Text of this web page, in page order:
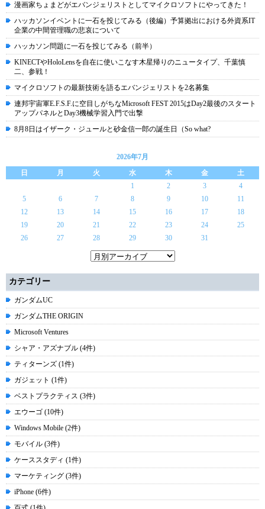
漫画家ちょまどがエバンジェリストとしてマイクロソフトにやってきた！
ハッカソンイベントに一石を投じてみる（後編）予算拠出における外資系IT
企業の中間管理職の悲哀について
ハッカソン問題に一石を投じてみる（前半）
KINECTやHoloLensを自在に使いこなす木星帰りのニュータイプ、千葉慎
二、参戦！
マイクロソフトの最新技術を語るエバンジェリストを2名募集
連邦宇宙軍E.F.S.F.に空目しがちなMicrosoft FEST 2015はDay2最後のスタート
アップパネルとDay3機械学習入門で出撃
8月8日はイザーク・ジュールと砂金信一郎の誕生日（So what?
2026年7月
日
月 火 水 木 金
土
1
2 3
4
5
6 7 8 9 10
11
12
13 14 15 16 17
18
19
20 21 22 23 24
25
26
27 28 29 30 31
カテゴリー
ガンダムUC
ガンダムTHE ORIGIN
Microsoft Ventures
シャア・アズナブル (4件)
ティターンズ (1件)
ガジェット (1件)
ベストプラクティス (3件)
エウーゴ (10件)
Windows Mobile (2件)
モバイル (3件)
ケーススタディ (1件)
マーケティング (3件)
iPhone (6件)